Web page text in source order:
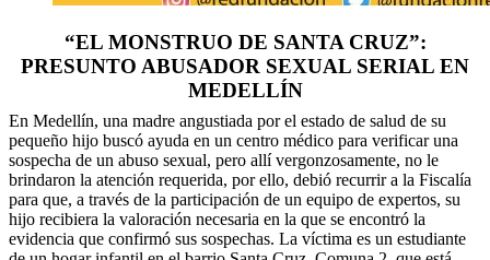
“EL MONSTRUO DE SANTA CRUZ”:
PRESUNTO ABUSADOR SEXUAL SERIAL EN
MEDELLÍN
En Medellín, una madre angustiada por el estado de salud de su
pequeño hijo buscó ayuda en un centro médico para verificar una
sospecha de un abuso sexual, pero allí vergonzosamente, no le
brindaron la atención requerida, por ello, debió recurrir a la Fiscalía
para que, a través de la participación de un equipo de expertos, su
hijo recibiera la valoración necesaria en la que se encontró la
evidencia que confirmó sus sospechas. La víctima es un estudiante